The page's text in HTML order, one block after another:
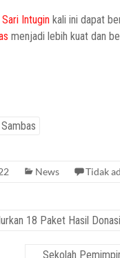
Sari Intugin kali ini dapat
menjadi lebih kuat dan
Sambas
News Tidak
18 Paket Hasil
Sekolah